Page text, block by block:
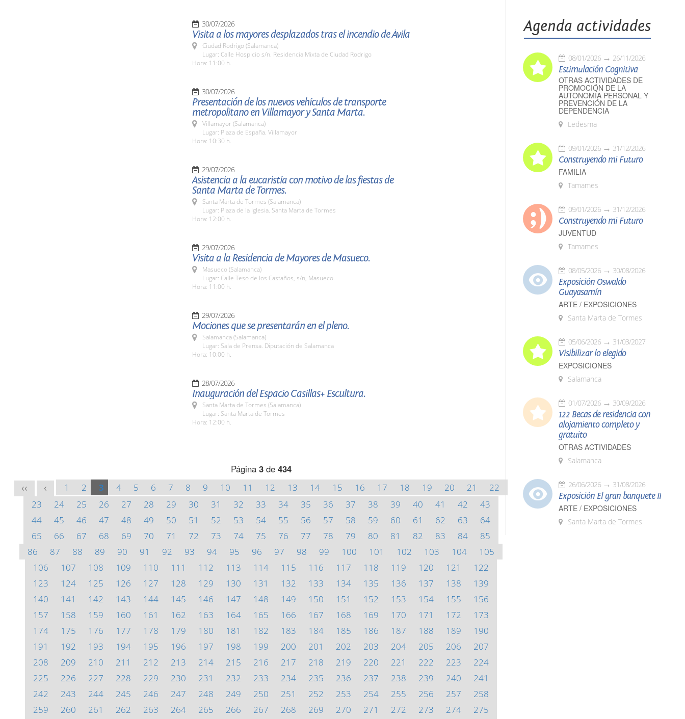
30/07/2026
Visita a los mayores desplazados tras el incendio de Ávila
Ciudad Rodrigo (Salamanca)
Lugar: Calle Hospicio s/n. Residencia Mixta de Ciudad Rodrigo
Hora: 11:00 h.
30/07/2026
Presentación de los nuevos vehículos de transporte
metropolitano en Villamayor y Santa Marta.
Villamayor (Salamanca)
Lugar: Plaza de España. Villamayor
Hora: 10:30 h.
29/07/2026
Asistencia a la eucaristía con motivo de las fiestas de
Santa Marta de Tormes.
Santa Marta de Tormes (Salamanca)
Lugar: Plaza de la Iglesia. Santa Marta de Tormes
Hora: 12:00 h.
29/07/2026
Visita a la Residencia de Mayores de Masueco.
Masueco (Salamanca)
Lugar: Calle Teso de los Castaños, s/n, Masueco.
Hora: 11:00 h.
29/07/2026
Mociones que se presentarán en el pleno.
Salamanca (Salamanca)
Lugar: Sala de Prensa. Diputación de Salamanca
Hora: 10:00 h.
28/07/2026
Inauguración del Espacio Casillas+ Escultura.
Santa Marta de Tormes (Salamanca)
Lugar: Santa Marta de Tormes
Hora: 12:00 h.
Página 3de 434
<< < 1 2 3 4 5 6 7 8 9 10 11 12 13 14 15 16 17 18 19 20 21
22
23
24 25 26 27 28 29 30 31 32 33 34 35 36 37 38 39 40 41 42
43
44
45 46 47 48 49 50 51 52 53 54 55 56 57 58 59 60 61 62 63
64
65
66 67 68 69 70 71 72 73 74 75 76 77 78 79 80 81 82 83 84
85
86
87 88 89 90 91 92 93 94 95 96 97 98 99 100 101 102 103 104
105
106
107 108 109 110 111 112 113 114 115 116 117 118 119 120 121
122
123
124 125 126 127 128 129 130 131 132 133 134 135 136 137 138
139
140
141 142 143 144 145 146 147 148 149 150 151 152 153 154 155
156
157
158 159 160 161 162 163 164 165 166 167 168 169 170 171 172
173
174
175 176 177 178 179 180 181 182 183 184 185 186 187 188 189
190
191
192 193 194 195 196 197 198 199 200 201 202 203 204 205 206
207
208
209 210 211 212 213 214 215 216 217 218 219 220 221 222 223
224
225
226 227 228 229 230 231 232 233 234 235 236 237 238 239 240
241
242
243 244 245 246 247 248 249 250 251 252 253 254 255 256 257
258
259
260 261 262 263 264 265 266 267 268 269 270 271 272 273 274 275
Agenda actividades
08/01/2026 26/11/2026
Estimulación Cognitiva
OTRAS ACTIVIDADES DE
PROMOCIÓN DE LA
AUTONOMÍA PERSONAL Y
PREVENCIÓN DE LA
DEPENDENCIA
Ledesma
09/01/2026 31/12/2026
Construyendo mi Futuro
FAMILIA
Tamames
09/01/2026 31/12/2026
Construyendo mi Futuro
JUVENTUD
Tamames
08/05/2026 30/08/2026
Exposición Oswaldo
Guayasamín
ARTE / EXPOSICIONES
Santa Marta de Tormes
05/06/2026 31/03/2027
Visibilizar lo elegido
EXPOSICIONES
Salamanca
01/07/2026 30/09/2026
122 Becas de residencia con
alojamiento completo y
gratuito
OTRAS ACTIVIDADES
Salamanca
26/06/2026 31/08/2026
Exposición El gran banquete II
ARTE / EXPOSICIONES
Santa Marta de Tormes